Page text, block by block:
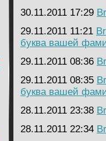
30.11.2011 17:29
29.11.2011 11:21
буква вашей
29.11.2011 08:36
29.11.2011 08:35
буква вашей
28.11.2011 23:38
28.11.2011 22:34